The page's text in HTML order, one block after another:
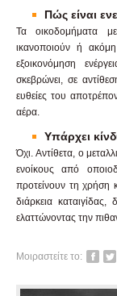
Πώς είναι
Τα οικοδομήματα
ικανοποιούν ή
εξοικονόμηση
σκεβρώνει, σε
ευθείες του
αέρα.
Υπάρχει
Όχι. Αντίθετα, ο
ενοίκους από
προτείνουν τη χρήση
διάρκεια καταιγίδας,
ελαττώνοντας την
Μοιραστείτε το: